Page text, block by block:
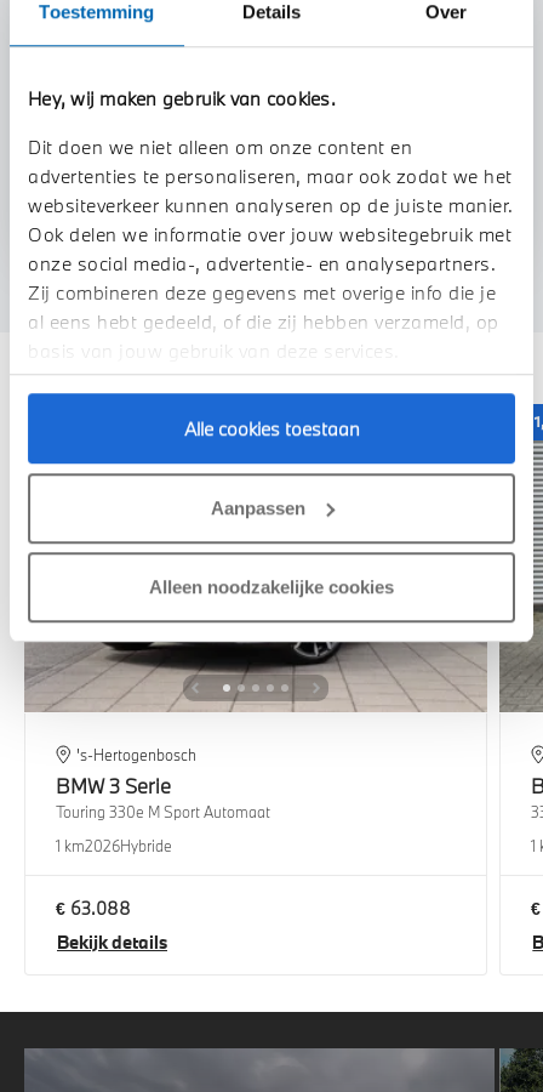
Toestemming Details Over
Hey, wij maken gebruik van cookies.
Dit doen we niet alleen om onze content en
advertenties te personaliseren, maar ook zodat we het
websiteverkeer kunnen analyseren op de juiste manier.
Ook delen we informatie over jouw websitegebruik met
onze social media-, advertentie- en analysepartners.
Zij combineren deze gegevens met overige info die je
al eens hebt gedeeld, of die zij hebben verzameld, op
basis van jouw gebruik van deze services.
Alle cookies toestaan
Aanpassen
Alleen noodzakelijke cookies
Voorstel aanvragen
U vertelt meer over uw auto
We verrekenen de waarde van uw auto
Deze zijn vergelijkbaar
's-Hertogenbosch
BMW3 Serie
Touring 330e M Sport Automaat
1 km2026Hybride
€ 63.088
Bekijk details
1